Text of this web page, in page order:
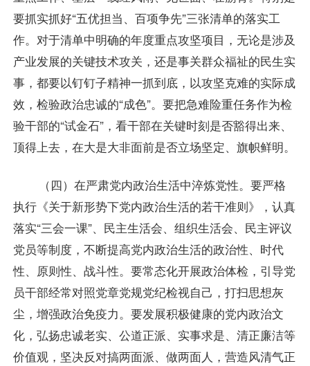
要抓实抓好“五优担当、百项争先”三张清单的落实工
作。对于清单中明确的年度重点攻坚项目，无论是涉及
产业发展的关键技术攻关，还是事关群众福祉的民生实
事，都要以钉钉子精神一抓到底，以攻坚克难的实际成
效，检验政治忠诚的“成色”。要把急难险重任务作为检
验干部的“试金石”，看干部在关键时刻是否豁得出来、
顶得上去，在大是大非面前是否立场坚定、旗帜鲜明。
（四）在严肃党内政治生活中淬炼党性。要严格
执行《关于新形势下党内政治生活的若干准则》，认真
落实“三会一课”、民主生活会、组织生活会、民主评议
党员等制度，不断提高党内政治生活的政治性、时代
性、原则性、战斗性。要常态化开展政治体检，引导党
员干部经常对照党章党规党纪检视自己，打扫思想灰
尘，增强政治免疫力。要发展积极健康的党内政治文
化，弘扬忠诚老实、公道正派、实事求是、清正廉洁等
价值观，坚决反对搞两面派、做两面人，营造风清气正